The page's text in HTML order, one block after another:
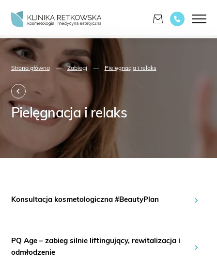
Strona główna — Zabiegi — Pielęgnacja i relaks
Pielęgnacja i relaks
Konsultacja kosmetologiczna #BeautyPlan
PQ Age – zabieg silnie liftingujący, rewitalizacja i
odmłodzenie